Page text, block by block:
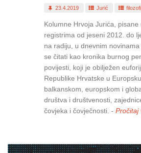
23.4.2019 Jurić
Kolumne Hrvoja Jurića,
registrima od jeseni 2012. do
na radiju, u dnevnim
se čitati kao kronika burnog
povijesti, koji je obilježen
Republike Hrvatske u
balkanskom, europskom i
društva i društvenosti,
čovjeka i čovječnosti. - Pročitaj